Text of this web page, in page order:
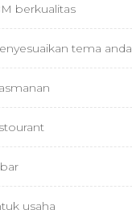
berkualitas
tema anda
usaha